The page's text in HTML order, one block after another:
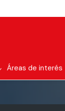
Áreas de interés